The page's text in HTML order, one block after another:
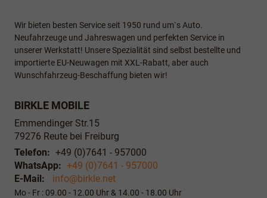
Wir bieten besten Service seit 1950 rund um`s Auto.
Neufahrzeuge und Jahreswagen und perfekten Service in
unserer Werkstatt! Unsere Spezialität sind selbst bestellte und
importierte EU-Neuwagen mit XXL-Rabatt, aber auch
Wunschfahrzeug-Beschaffung bieten wir!
BIRKLE MOBILE
Emmendinger Str.15
79276 Reute bei Freiburg
Telefon: +49 (0)7641 - 957000
WhatsApp: +49 (0)7641 - 957000
E-Mail:
info@birkle.net
Mo - Fr : 09.00 - 12.00 Uhr & 14.00 - 18.00 Uhr